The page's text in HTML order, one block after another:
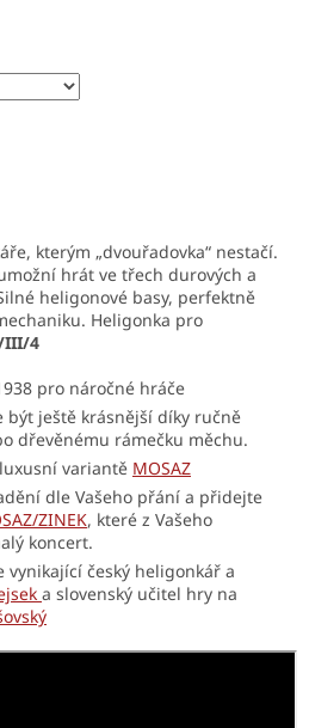
kterým „dvouřadovka“ nestačí.
hrát ve třech durových a
heligonové basy, perfektně
Heligonka pro
III/4
pro náročné hráče
být ještě krásnější díky ručně
dřevěnému rámečku měchu.
variantě MOSAZ
dle Vašeho přání a přidejte
ZINEK, které z Vašeho
koncert.
český heligonkář a
a slovenský učitel hry na